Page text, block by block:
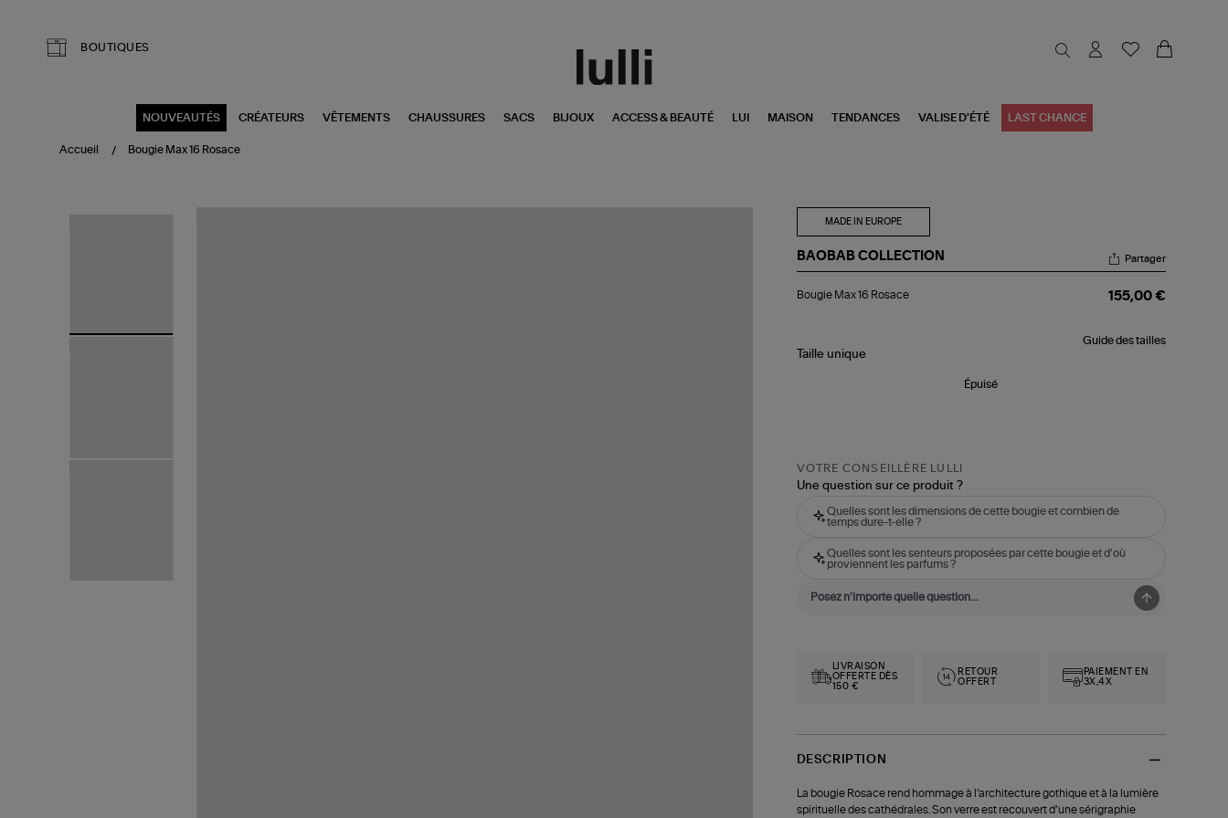
BOUTIQUES
NOUVEAUTÉS CRÉATEURS VÊTEMENTS CHAUSSURES SACS BIJOUX ACCESS & BEAUTÉ LUI MAISON TENDANCES VALISE D'ÉTÉ LAST CHANCE
Accueil Bougie Max 16 Rosace
MADE IN EUROPE
BAOBAB COLLECTION
Max
Partager
Bougie Max 16 Rosace 155,00 €
Guide des tailles
Taille unique
Épuisé
VOTRE CONSEILLÈRE LULLI
Une question sur ce produit ?
Quelles sont les dimensions de cette bougie et combien de
temps dure-t-elle ?
Quelles sont les senteurs proposées par cette bougie et d'où
proviennent les parfums ?
LIVRAISON
OFFERTE DÈS
150 €
RETOUR
OFFERT
PAIEMENT EN
3X,4X
DESCRIPTION
La bougie Rosace rend hommage à l’architecture gothique et à la lumière
spirituelle des cathédrales. Son verre est recouvert d’une sérigraphie